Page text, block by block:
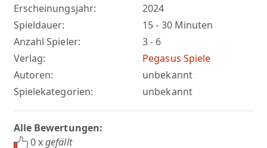
Erscheinungsjahr:
2024
Spieldauer:
15 - 30 Minuten
Anzahl Spieler:
3 - 6
Verlag:
Pegasus Spiele
Autoren:
unbekannt
Spielekategorien:
unbekannt
Alle Bewertungen:
0 xgefällt